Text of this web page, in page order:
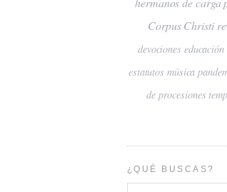
Corpus Christi
devociones educación
estatutos música
de procesiones
¿QUÉ BUSCAS?